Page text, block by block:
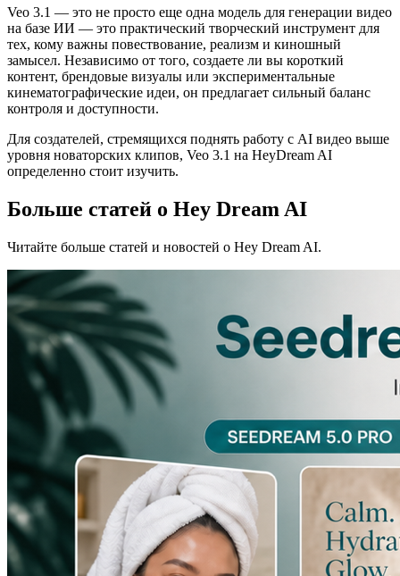
Veo 3.1 — это не просто еще одна модель для генерации видео
на базе ИИ — это практический творческий инструмент для
тех, кому важны повествование, реализм и киношный
замысел. Независимо от того, создаете ли вы короткий
контент, брендовые визуалы или экспериментальные
кинематографические идеи, он предлагает сильный баланс
контроля и доступности.
Для создателей, стремящихся поднять работу с AI видео выше
уровня новаторских клипов, Veo 3.1 на HeyDream AI
определенно стоит изучить.
Больше статей о Hey Dream AI
Читайте больше статей и новостей о Hey Dream AI.